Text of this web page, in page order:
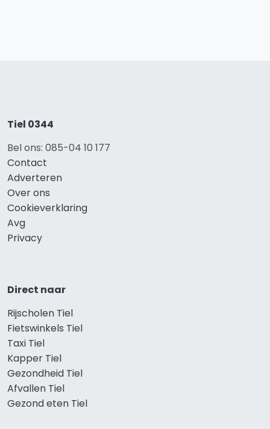
Tiel 0344
Bel ons: 085-04 10 177
Contact
Adverteren
Over ons
Cookieverklaring
Avg
Privacy
Direct naar
Rijscholen Tiel
Fietswinkels Tiel
Taxi Tiel
Kapper Tiel
Gezondheid Tiel
Afvallen Tiel
Gezond eten Tiel